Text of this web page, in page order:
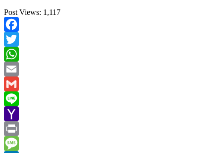
Post Views: 1,117
Facebook
Twitter
WhatsApp
Email
Gmail
Line
Yahoo
Mail
Print